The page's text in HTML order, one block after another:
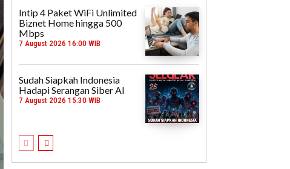
Intip 4 Paket WiFi Unlimited
Biznet Home hingga 500
Mbps
7 August 2026 16:00 WIB
Sudah Siapkah Indonesia
Hadapi Serangan Siber AI
7 August 2026 15:30 WIB